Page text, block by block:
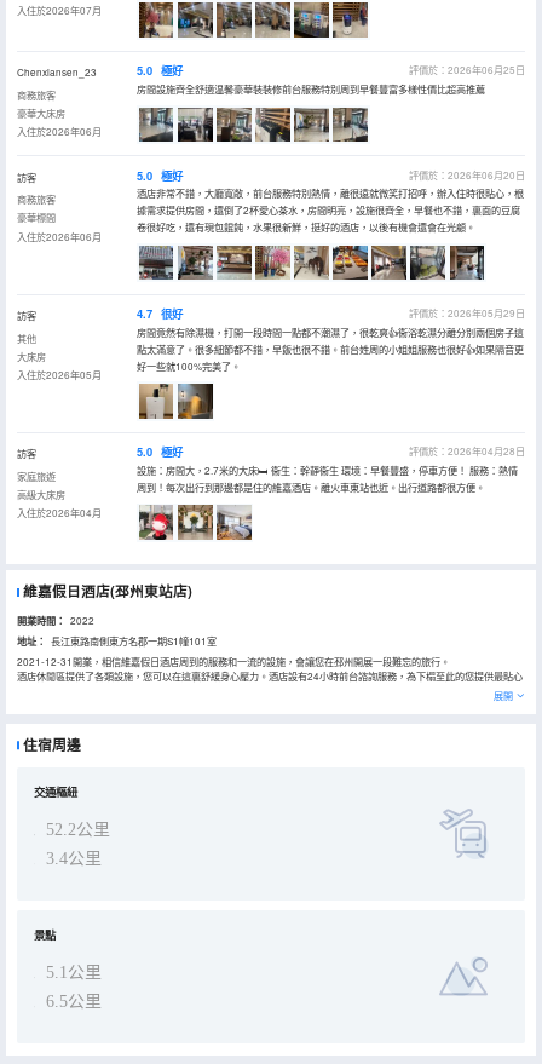
入住於2026年07月
Chenxiansen_23
商務旅客
豪華大床房
入住於2026年06月
5.0 極好
評價於：2026年06月25日
房間設施齊全舒適温馨豪華裝裝修前台服務特別周到早餐豐富多樣性價比超高推薦
訪客
商務旅客
豪華標間
入住於2026年06月
5.0 極好
評價於：2026年06月20日
酒店非常不錯，大廳寬敞，前台服務特別熱情，離很遠就微笑打招呼，辦入住時很貼心，根
據需求提供房間，還倒了2杯愛心茶水，房間明亮，設施很齊全，早餐也不錯，裏面的豆腐
卷很好吃，還有現包餛飩，水果很新鮮，挺好的酒店，以後有機會還會在光顧。
訪客
其他
大床房
入住於2026年05月
4.7 很好
評價於：2026年05月29日
房間竟然有除濕機，打開一段時間一點都不潮濕了，很乾爽👍衞浴乾濕分離分別兩個房子這
點太滿意了。很多細節都不錯，早飯也很不錯。前台姓周的小姐姐服務也很好👍如果隔音更
好一些就100%完美了。
訪客
家庭旅遊
高級大床房
入住於2026年04月
5.0 極好
評價於：2026年04月28日
設施：房間大，2.7米的大床🛏 衞生：幹靜衞生 環境：早餐豐盛，停車方便！ 服務：熱情
周到！每次出行到那邊都是住的維嘉酒店。離火車東站也近。出行道路都很方便。
維嘉假日酒店(邳州東站店)
開業時間： 2022
地址：
長江東路南側東方名郡一期S1幢101室
2021-12-31開業，相信維嘉假日酒店周到的服務和一流的設施，會讓您在邳州開展一段難忘的旅行。
酒店休閒區提供了各類設施，您可以在這裏舒緩身心壓力。酒店設有24小時前台諮詢服務，為下榻至此的您提供最貼心
展開
住宿周邊
交通樞紐
52.2公里
3.4公里
景點
5.1公里
6.5公里